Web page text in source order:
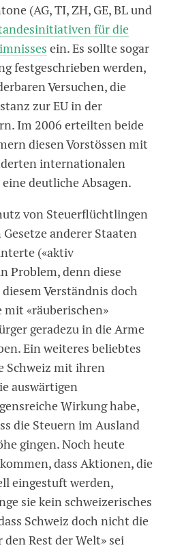
(AG, TI, ZH, GE, BL und
für die
ein. Es sollte sogar
festgeschrieben werden,
Versuchen, die
zur EU in der
Im 2006 erteilten beide
diesen Vorstössen mit
internationalen
deutliche Absagen.
von Steuerflüchtlingen
Gesetze anderer Staaten
(«aktiv
Problem, denn diese
Verständnis doch
mit «räuberischen»
geradezu in die Arme
Ein weiteres beliebtes
Schweiz mit ihren
auswärtigen
Wirkung habe,
die Steuern im Ausland
gingen. Noch heute
dass Aktionen, die
eingestuft werden,
sie kein schweizerisches
Schweiz doch nicht die
Rest der Welt» sei